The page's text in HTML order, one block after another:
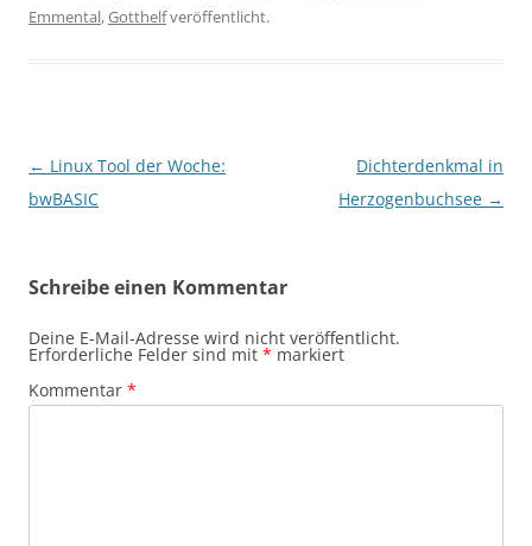
Emmental,Gotthelfveröffentlicht.
Beitragsnavigation
← Linux Tool der Woche:
bwBASIC
Dichterdenkmal in
Herzogenbuchsee →
Schreibe einen Kommentar
Deine E-Mail-Adresse wird nicht veröffentlicht.
Erforderliche Felder sind mit * markiert
Kommentar *